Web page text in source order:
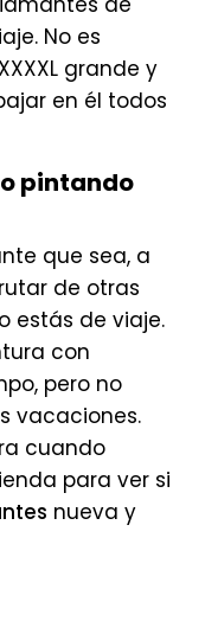
No es
grande y
en él todos
pintando
que sea, a
de otras
estás de viaje.
con
pero no
vacaciones.
cuando
para ver si
nueva y